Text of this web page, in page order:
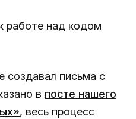
работе над кодом
создавал письма с
в посте нашего
, весь процесс